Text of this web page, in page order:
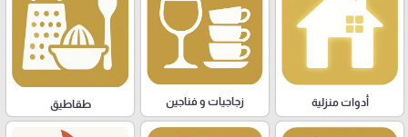
أدوات منزلية زجاجيات و فناجين طقاطيق